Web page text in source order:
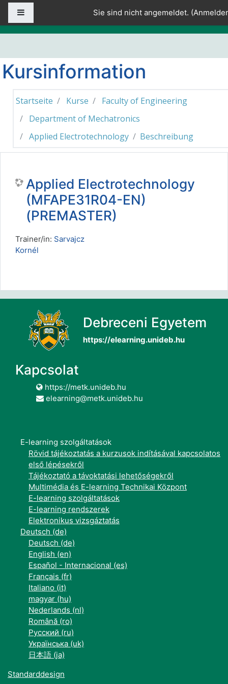
Zum Hauptinhalt
Sie sind nicht angemeldet. (
Kursinformation
Startseite Kurse
Faculty of Engineering
Department of Mechatronics
Applied Electrotechnology
Beschreibung
Applied Electrotechnology
(MFAPE31R04-EN)
(PREMASTER)
Trainer/in: Sarvajcz
Kornél
Debreceni Egyetem
https://elearning.unideb.hu
Kapcsolat
https://metk.unideb.hu
elearning@metk.unideb.hu
E-learning szolgáltatások
Rövid tájékoztatás a kurzusok indításával kapcsolatos
első lépésekről
Tájékoztató a távoktatási lehetőségekről
Multimédia és E-learning Technikai Központ
E-learning szolgáltatások
E-learning rendszerek
Elektronikus vizsgáztatás
Deutsch ‎(de)‎
Deutsch ‎(de)‎
English ‎(en)‎
Español - Internacional ‎(es)‎
Français ‎(fr)‎
Italiano ‎(it)‎
magyar ‎(hu)‎
Nederlands ‎(nl)‎
Română ‎(ro)‎
Русский ‎(ru)‎
Українська ‎(uk)‎
日本語 ‎(ja)‎
Standarddesign